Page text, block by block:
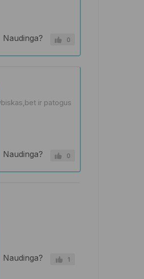
Naudinga? 0
ir patogus
Naudinga? 0
Naudinga? 1